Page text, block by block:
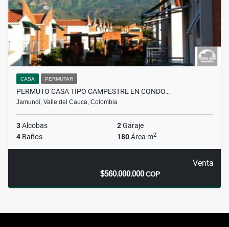
CASA PERMUTAR
PERMUTO CASA TIPO CAMPESTRE EN CONDO…
Jamundí, Valle del Cauca, Colombia
3Alcobas 2Garaje
4 Baños 180Área m2
Venta
$560.000.000COP